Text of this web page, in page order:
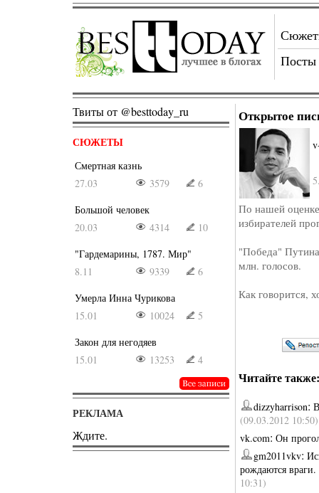
Посты
Твиты от @besttoday_ru
СЮЖЕТЫ
Смертная казнь
27.03
3579
6
Большой человек
20.03
4314
10
"Гардемарины, 1787. Мир"
8.11
9339
6
Умерла Инна Чурикова
15.01
10024
5
Закон для негодяев
15.01
13253 4
РЕКЛАМА
Ждите.
Открытое
По нашей
избирателей
"Победа"
млн. голосов.
Как говорится,
Читайте также:
dizzyharrison:
(09.03.2012 10:50)
vk.com: Он
gm2011vkv:
рождаются враги.
10:31)